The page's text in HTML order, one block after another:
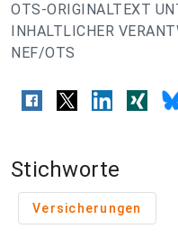
OTS-ORIGINALTEXT
INHALTLICHER
NEF/OTS
Stichworte
Versicherungen